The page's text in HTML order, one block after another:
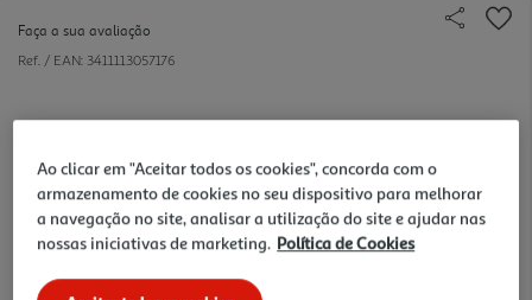
Faça a sua avaliação
Ref. / EAN: 3411113057176
27,05 €
+10% DESC. IMEDIATO PET CLUB
10% de desconto imediato exclusivo para membros do
O Meu Pet.
Ao clicar em "Aceitar todos os cookies", concorda com o
armazenamento de cookies no seu dispositivo para melhorar
a navegação no site, analisar a utilização do site e ajudar nas
nossas iniciativas de marketing. Política de Cookies